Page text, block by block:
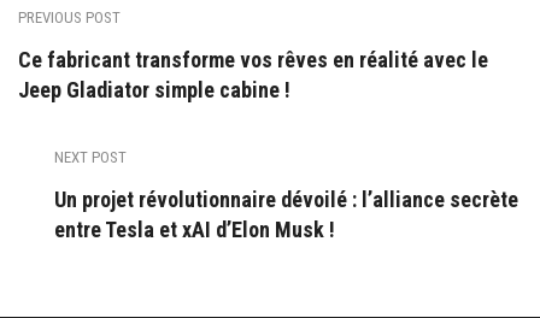
PREVIOUS POST
Ce fabricant transforme vos rêves en réalité avec le
Jeep Gladiator simple cabine !
NEXT POST
Un projet révolutionnaire dévoilé : l’alliance secrète
entre Tesla et xAI d’Elon Musk !